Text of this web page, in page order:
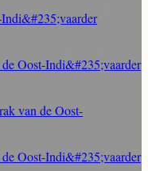
Oost-Indi&#235;vaarder
van de Oost-
Oost-Indi&#235;vaarder